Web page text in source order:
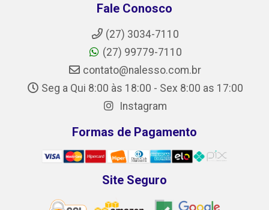
Fale Conosco
(27) 3034-7110
(27) 99779-7110
contato@nalesso.com.br
Seg a Qui 8:00 às 18:00 - Sex 8:00 as 17:00
Instagram
Formas de Pagamento
Site Seguro